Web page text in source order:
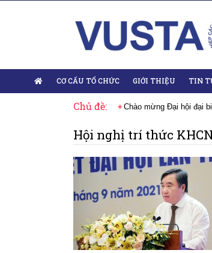
CƠ CẤU TỔ CHỨC GIỚI THIỆU TIN
Chủ đề:
hội lần thứ XIV của Đảng Chào mừng Đại hội đại
Hội nghị trí thức